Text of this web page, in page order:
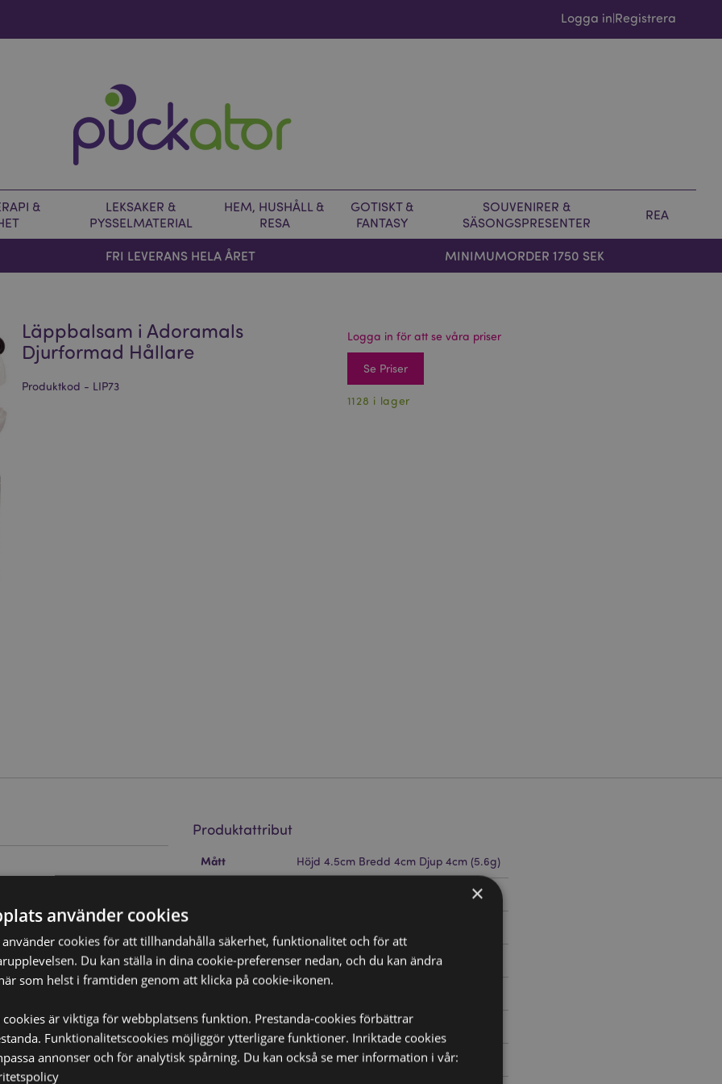
Logga in|Registrera
&
LEKSAKER &
PYSSELMATERIAL
HEM, HUSHÅLL &
RESA
GOTISKT &
FANTASY
SOUVENIRER &
SÄSONGSPRESENTER
REA
FRI LEVERANS HELA ÅRET MINIMUMORDER 1750 SEK
Läppbalsam i Adoramals
Djurformad Hållare
Produktkod - LIP73
Logga in för att se våra priser
Se Priser
1128 i lager
samt bäst före-datum.
matvara.
Produktattribut
Information
Mått Höjd 4.5cm Bredd 4cm Djup 4cm (5.6g)
Vikt (kg) 0.032000
NYHET Nej
PROMO Nej
×
använder cookies
cookies för att tillhandahålla säkerhet, funktionalitet och för att
Du kan ställa in dina cookie-preferenser nedan, och du kan ändra
som helst i framtiden genom att klicka på cookie-ikonen.
är viktiga för webbplatsens funktion. Prestanda-cookies förbättrar
Funktionalitetscookies möjliggör ytterligare funktioner. Inriktade cookies
annonser och för analytisk spårning. Du kan också se mer information i vår: